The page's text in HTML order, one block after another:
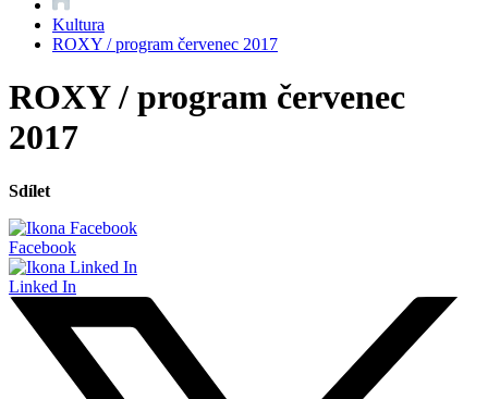
Kultura
ROXY / program červenec 2017
ROXY / program červenec
2017
Sdílet
Facebook
Linked In